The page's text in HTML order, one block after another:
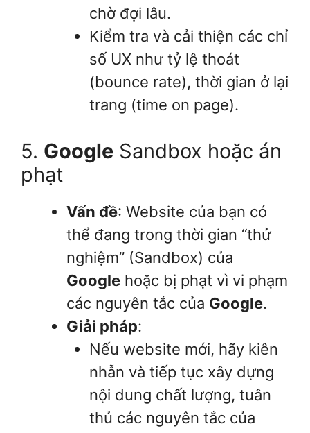
chờ đợi lâu.
Kiểm tra và cải thiện các chỉ
số UX như tỷ lệ thoát
(bounce rate), thời gian ở lại
trang (time on page).
5. Google Sandbox hoặc án
phạt
Vấn đề: Website của bạn có
thể đang trong thời gian “thử
nghiệm” (Sandbox) của
Google hoặc bị phạt vì vi phạm
các nguyên tắc của Google.
Giải pháp:
Nếu website mới, hãy kiên
nhẫn và tiếp tục xây dựng
nội dung chất lượng, tuân
thủ các nguyên tắc của